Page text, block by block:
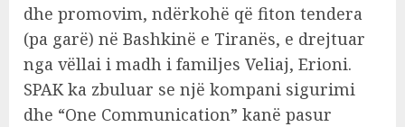
dhe promovim, ndërkohë që fiton tendera
(pa garë) në Bashkinë e Tiranës, e drejtuar
nga vëllai i madh i familjes Veliaj, Erioni.
SPAK ka zbuluar se një kompani sigurimi
dhe “One Communication” kanë pasur